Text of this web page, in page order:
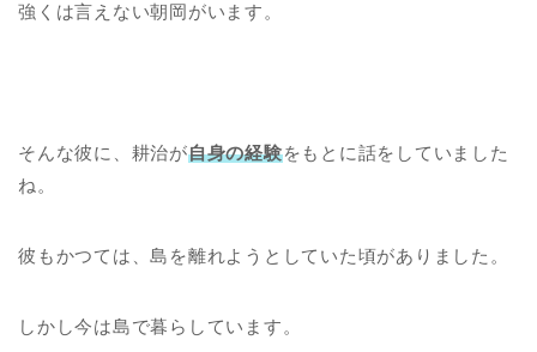
強くは言えない朝岡がいます。
そんな彼に、耕治が自身の経験をもとに話をしていました
ね。
彼もかつては、島を離れようとしていた頃がありました。
しかし今は島で暮らしています。